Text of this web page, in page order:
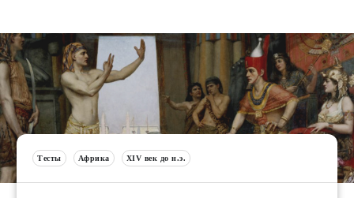
Тесты Африка XIV век до н.э.